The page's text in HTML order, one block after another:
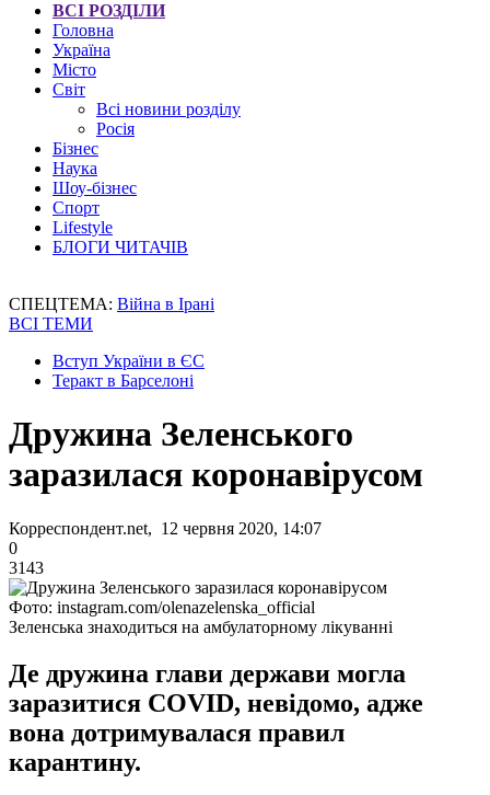
ВСІ РОЗДІЛИ
Головна
Україна
Місто
Світ
Всі новини розділу
Росія
Бізнес
Наука
Шоу-бізнес
Спорт
Lifestyle
БЛОГИ ЧИТАЧІВ
СПЕЦТЕМА: Війна в Ірані
ВСІ ТЕМИ
Вступ України в ЄС
Теракт в Барселоні
Дружина Зеленського
заразилася коронавірусом
Корреспондент.net, 12 червня 2020, 14:07
0
3143
Фото: instagram.com/olenazelenska_official
Зеленська знаходиться на амбулаторному лікуванні
Де дружина глави держави могла
заразитися COVID, невідомо, адже
вона дотримувалася правил
карантину.